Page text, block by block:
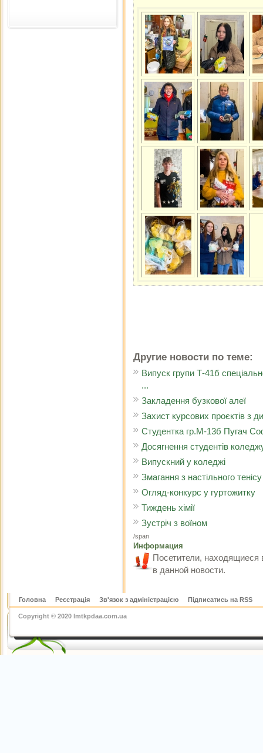
Другие новости по теме:
Випуск групи Т-41б
...
Закладення бузкової алеї
Захист курсових проєктів з
Студентка гр.М-13б Пугач
Досягнення студентів
Випускний у коледжі
Змагання з настільного
Огляд-конкурс у гуртожитку
Тиждень хімії
Зустріч з воїном
/span
Информация
Посетители, находящиеся
в данной новости.
Головна Реєстрація Зв'язок з адміністрацією Підписатись на RSS
Copyright © 2020 lmtkpdaa.com.ua